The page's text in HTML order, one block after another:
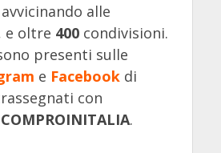
alle
e oltre 400 condivisioni.
presenti sulle
e Facebookdi
con
.